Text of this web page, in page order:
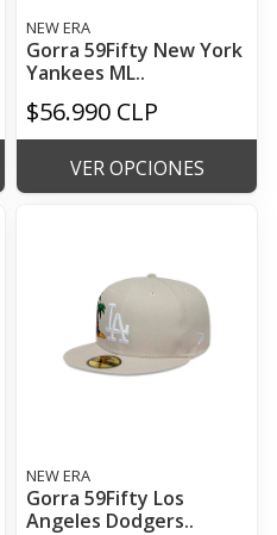
NEW ERA
Gorra 59Fifty New York
Yankees ML..
$56.990 CLP
VER OPCIONES
NEW ERA
Gorra 59Fifty Los
Angeles Dodgers..